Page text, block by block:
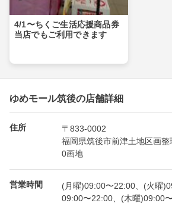
4/1〜ちくご生活応援商品券
当店でもご利用できます
ゆめモール筑後の店舗詳細
住所
〒833-0002
福岡県筑後市前津土地区画整
0画地
営業時間
(月曜)09:00〜22:00、(火曜
09:00〜22:00、(木曜)09:00